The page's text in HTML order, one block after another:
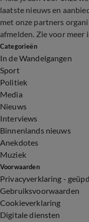
laatste nieuws en
met onze partners
afmelden. Zie voor meer
Categorieën
In de Wandelgangen
Sport
Politiek
Media
Nieuws
Interviews
Binnenlands nieuws
Anekdotes
Muziek
Voorwaarden
Privacyverklaring -
Gebruiksvoorwaarden
Cookieverklaring
Digitale diensten